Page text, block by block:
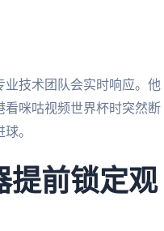
业技术团队会实时响应。他
咪咕视频世界杯时突然断
。
提前锁定观